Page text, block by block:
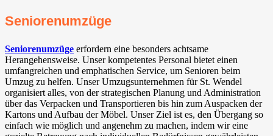
Seniorenumzüge
Seniorenumzüge erfordern eine besonders achtsame
Herangehensweise. Unser kompetentes Personal bietet einen
umfangreichen und emphatischen Service, um Senioren beim
Umzug zu helfen. Unser Umzugsunternehmen für St. Wendel
organisiert alles, von der strategischen Planung und Administration
über das Verpacken und Transportieren bis hin zum Auspacken der
Kartons und Aufbau der Möbel. Unser Ziel ist es, den Übergang so
einfach wie möglich und angenehm zu machen, indem wir eine